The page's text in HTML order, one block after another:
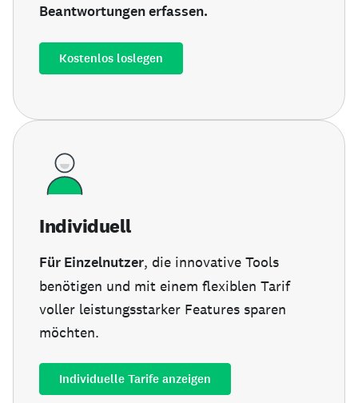
Beantwortungen erfassen.
Kostenlos loslegen
Individuell
Für Einzelnutzer, die innovative Tools
benötigen und mit einem flexiblen Tarif
voller leistungsstarker Features sparen
möchten.
Individuelle Tarife anzeigen